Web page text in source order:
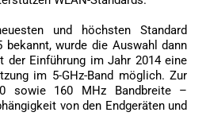
und höchsten Standard
bekannt, wurde die Auswahl dann
Einführung im Jahr 2014 eine
im 5-GHz-Band möglich. Zur
sowie 160 MHz Bandbreite –
von den Endgeräten und